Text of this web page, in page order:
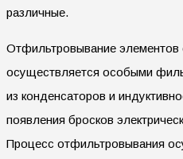
различные.
Отфильтровывание элементов
осуществляется особыми
из конденсаторов и
появления бросков
Процесс отфильтровывания